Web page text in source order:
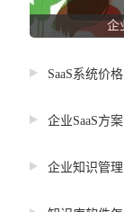
企
SaaS系统价
企业SaaS方
企业知识管